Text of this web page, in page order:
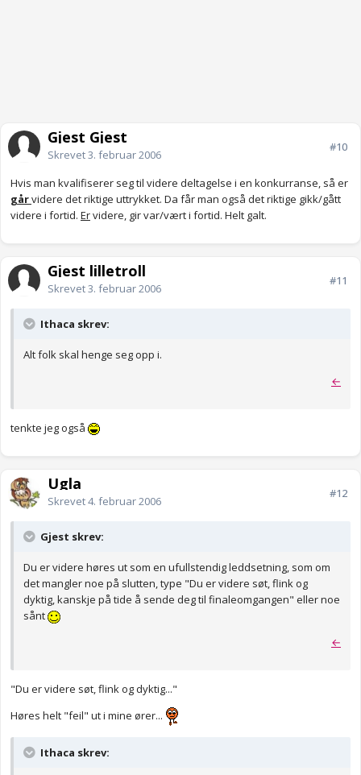
Gjest Gjest
Skrevet3. februar 2006
#10
Hvis man kvalifiserer seg til videre deltagelse i en konkurranse, så er
gårvidere det riktige uttrykket. Da får man også det riktige gikk/gått
videre i fortid. Ervidere, gir var/vært i fortid. Helt galt.
Gjest lilletroll
Skrevet3. februar 2006
#11
Ithaca skrev:
Alt folk skal henge seg opp i.
←
tenkte jeg også
Ugla
Skrevet4. februar 2006
#12
Gjest skrev:
Du er videre høres ut som en ufullstendig leddsetning, som om
det mangler noe på slutten, type "Du er videre søt, flink og
dyktig, kanskje på tide å sende deg til finaleomgangen" eller noe
sånt
←
"Du er videre søt, flink og dyktig..."
Høres helt "feil" ut i mine ører...
Ithaca skrev: